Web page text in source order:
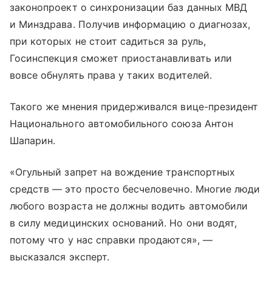
законопроект о синхронизации баз данных МВД
и Минздрава. Получив информацию о диагнозах,
при которых не стоит садиться за руль,
Госинспекция сможет приостанавливать или
вовсе обнулять права у таких водителей.
Такого же мнения придерживался вице-президент
Национального автомобильного союза Антон
Шапарин.
«Огульный запрет на вождение транспортных
средств — это просто бесчеловечно. Многие люди
любого возраста не должны водить автомобили
в силу медицинских оснований. Но они водят,
потому что у нас справки продаются», —
высказался эксперт.